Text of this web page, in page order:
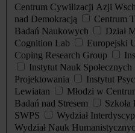
Centrum Cywilizacji Azji
nad Demokracją
Centrum
Badań Naukowych
Dział
Cognition Lab
Europejski
Coping Research Group
Instytut Nauk Społecznych
Projektowania
Instytut
Lewiatan
Młodzi w
Badań nad Stresem
SWPS
Wydział
Wydział Nauk